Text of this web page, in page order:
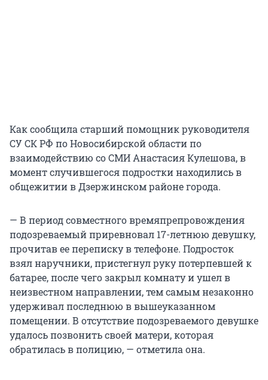
Как сообщила старший помощник руководителя
СУ СК РФ по Новосибирской области по
взаимодействию со СМИ Анастасия Кулешова, в
момент случившегося подростки находились в
общежитии в Дзержинском районе города.
— В период совместного времяпрепровождения
подозреваемый приревновал 17-летнюю девушку,
прочитав ее переписку в телефоне. Подросток
взял наручники, пристегнул руку потерпевшей к
батарее, после чего закрыл комнату и ушел в
неизвестном направлении, тем самым незаконно
удерживал последнюю в вышеуказанном
помещении. В отсутствие подозреваемого девушке
удалось позвонить своей матери, которая
обратилась в полицию, — отметила она.